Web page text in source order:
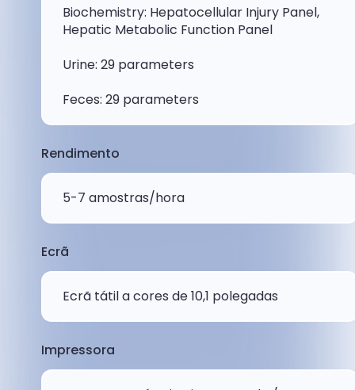
Biochemistry: Hepatocellular Injury Panel,
Hepatic Metabolic Function Panel
Urine: 29 parameters
Feces: 29 parameters
Rendimento
5-7 amostras/hora
Ecrã
Ecrã tátil a cores de 10,1 polegadas
Impressora